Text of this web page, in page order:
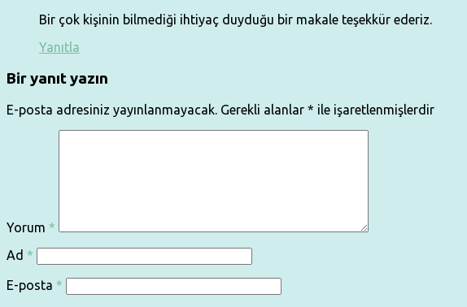
Bir çok kişinin bilmediği ihtiyaç duyduğu bir makale teşekkür ederiz.
Yanıtla
Bir yanıt yazın
E-posta adresiniz yayınlanmayacak. Gerekli alanlar * ile işaretlenmişlerdir
Yorum *
Ad *
E-posta *